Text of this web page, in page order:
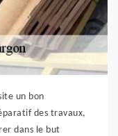
un bon
des travaux,
dans le but